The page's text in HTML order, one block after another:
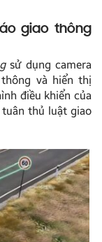
giao thông
sử dụng camera
và hiển thị
điều khiển của
thủ luật giao